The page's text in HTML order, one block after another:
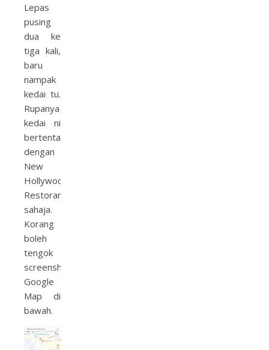
Lepas
pusing
dua ke
tiga kali,
baru
nampak
kedai tu.
Rupanya
kedai ni
bertentangan
dengan
New
Hollywood
Restoran
sahaja.
Korang
boleh
tengok
screenshot
Google
Map di
bawah.